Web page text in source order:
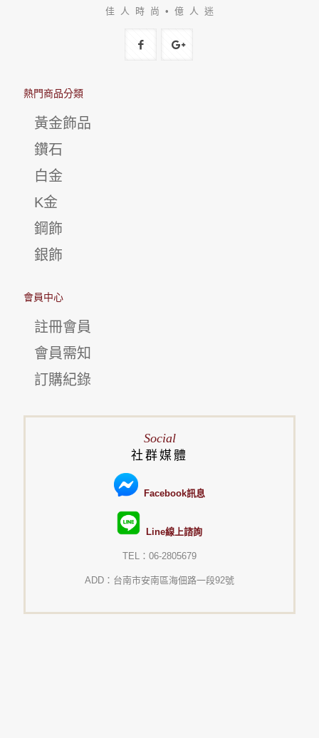
佳 人 時 尚 • 億 人 迷
熱門商品分類
黃金飾品
鑽石
白金
K金
鋼飾
銀飾
會員中心
註冊會員
會員需知
訂購紀錄
Social
社群媒體
Facebook訊息
Line線上諮詢
TEL：06-2805679
ADD：台南市安南區海佃路一段92號